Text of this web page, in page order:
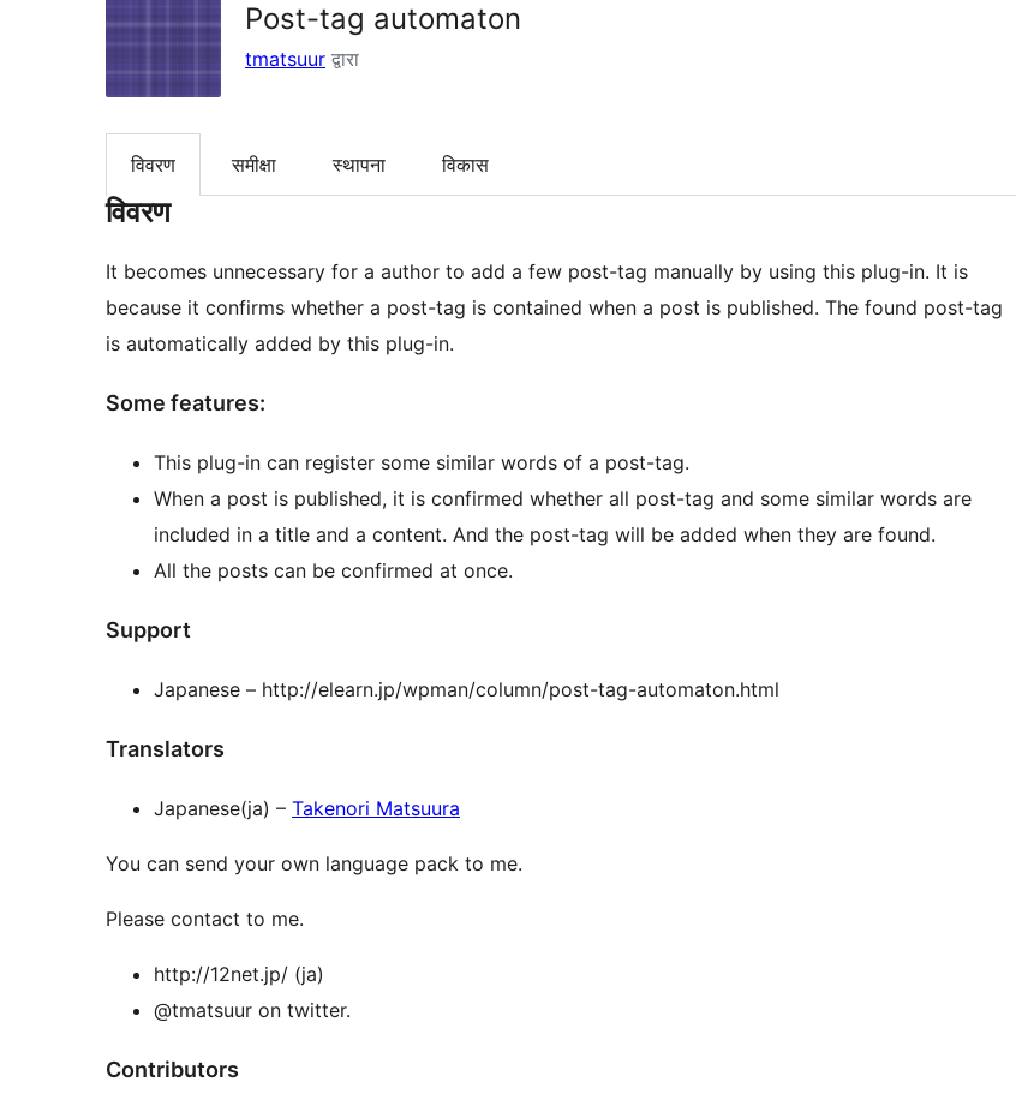
Post-tag automaton
tmatsuur द्वारा
विवरण समीक्षा स्थापना विकास
विवरण
It becomes unnecessary for a author to add a few post-tag manually by using this plug-in. It is
because it confirms whether a post-tag is contained when a post is published. The found post-tag
is automatically added by this plug-in.
Some features:
This plug-in can register some similar words of a post-tag.
When a post is published, it is confirmed whether all post-tag and some similar words are
included in a title and a content. And the post-tag will be added when they are found.
All the posts can be confirmed at once.
Support
Japanese – http://elearn.jp/wpman/column/post-tag-automaton.html
Translators
Japanese(ja) – Takenori Matsuura
You can send your own language pack to me.
Please contact to me.
http://12net.jp/ (ja)
@tmatsuur on twitter.
Contributors